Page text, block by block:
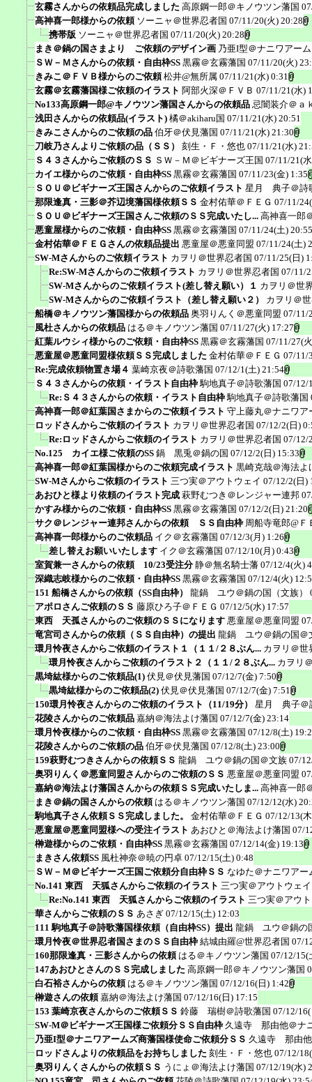
玄霧さんからの依頼品完成しました 高原鋼一郎＠キノウツン藩国
高神喜一郎様からの依頼 ソーニャ＠世界忍者国 07/11/20(火) 20:28
携帯版 ソーニャ＠世界忍者国 07/11/20(火) 20:28
まき＠鍋の国さまより ご依頼のデザイン画 乃亜I型＠ナニワアー
ＳＷ－Ｍさんからの依頼・自由枠SS 黒霧＠玄霧藩国 07/11/20(火)
きみこ＠ＦＶＢ様からのご依頼 松井@無所属 07/11/21(水) 0:31
玄霧＠玄霧藩国様ご依頼のイラスト 阿部火深＠ＦＶＢ 07/11/21(水)
No133高原鋼一郎@キノウツン藩国さんからの依頼品 忌闇装介＠ａ
浅田さんからの依頼品(イラスト) 橘＠akiharu国 07/11/21(水) 20:51
きみこさんからのご依頼の品 伯牙＠伏見藩国 07/11/21(水) 21:30
刀岐乃さんよりご依頼の品（ＳＳ）
刻生・Ｆ・悠也 07/11/21(水)
Ｓ４３さんからご依頼のＳＳ ＳＷ－Ｍ＠ビギナーズ王国 07/11/21(
カイエ様からのご依頼・自由枠SS 黒霧＠玄霧藩国 07/11/23(金) 1:35
ＳＯＵ＠ビギナーズ王国さんからのご依頼イラスト 星月 典子＠詩
那限逢真・三影＠芥辺境藩国様依頼ＳＳ 金村佑華＠ＦＥＧ 07/11/
ＳＯＵ＠ビギナーズ王国さんご依頼のＳＳ完成いたし... 高神喜一郎
悪童屋様からのご依頼・自由枠SS 黒霧＠玄霧藩国 07/11/24(土) 20:55
金村佑華＠ＦＥＧさんの依頼品提出 悪童屋＠悪童同盟 07/11/24(土)
SW-Mさんからのご依頼イラスト カヲリ＠世界忍者国 07/11/25(日)
Re:SW-Mさんからのご依頼イラスト カヲリ＠世界忍者国 07/11/
SW-Mさんからのご依頼イラスト(差し替え願い）１ カヲリ＠世
SW-Mさんからのご依頼イラスト（差し替え願い２）
カヲリ＠
船橋＠キノウツン藩国様からの依頼品 奥羽りんく＠悪童同盟 07/11/
風杜さんからの依頼品 はる＠キノウツン藩国 07/11/27(火) 17:27
紅葉ルウシィ様からのご依頼・自由枠SS 黒霧＠玄霧藩国 07/11/27(
悪童屋＠悪童同盟様依頼ＳＳ完成しました 金村佑華＠ＦＥＧ 07/11/
Re:完成依頼物置き場４ 葉崎京夜＠詩歌藩国 07/12/1(土) 21:54
Ｓ４３さんからの依頼・イラスト自由枠 駒地真子＠詩歌藩国 07/12/
Re:Ｓ４３さんからの依頼・イラスト自由枠 駒地真子＠詩歌藩国
高神喜一郎＠紅葉国さまからのご依頼イラスト 守上藤丸＠ナニワア
ロッドさんからご依頼のイラスト カヲリ＠世界忍者国 07/12/2(日)
Re:ロッドさんからご依頼のイラスト カヲリ＠世界忍者国 07/12/
No.125 カイエ様ご依頼のSS 鍋 黒兎＠鍋の国 07/12/2(日) 15:33
高神喜一郎＠紅葉国様からのご依頼完成イラスト 黒崎克哉＠海法よ
SW-Mさんからご依頼のイラスト 三つ実＠アウトウェイ 07/12/2(日)
あおひと様より依頼のイラスト完成 萩野むつき＠レンジャー連邦
かすみ様からのご依頼・自由枠SS 黒霧＠玄霧藩国 07/12/2(日) 21:20
サク＠レンジャー連邦さんからの依頼 ＳＳ自由枠 周船寺竜郎@Ｆ
高神喜一郎様からのご依頼品 イク＠玄霧藩国 07/12/3(月) 1:26
差し替えお願いいたします イク＠玄霧藩国 07/12/10(月) 0:43
室賀兼一さんからの依頼 10/23受注分 静＠無名騎士藩 07/12/4(火)
深織志岐様からのご依頼・自由枠SS 黒霧＠玄霧藩国 07/12/4(火)
151 船橋さんからの依頼（SS自由枠）
龍鍋 ユウ＠鍋の国（文族）
アポロさんご依頼のＳＳ 藤原ひろ子＠ＦＥＧ 07/12/5(水) 17:57
東西 天孤さんからのご依頼のＳＳになります 悪童屋＠悪童同盟
竜宮司さんからの依頼（ＳＳ自由枠）の提出 龍鍋 ユウ＠鍋の国＠
環月怜夜さんからご依頼のイラスト１（１１/２８ぶん... カヲリ＠世
環月怜夜さんからご依頼のイラスト２（１１/２８ぶん... カヲリ
黒埼紘様からのご依頼品(1) 伏見＠伏見藩国 07/12/7(金) 7:50
黒埼紘様からのご依頼品(2) 伏見＠伏見藩国 07/12/7(金) 7:51
150環月怜夜さんからのご依頼のイラスト（11/19分）
星月 典子＠
花陵さんからのご依頼品 嘉納＠海法よけ藩国 07/12/7(金) 23:14
環月怜夜様からのご依頼・自由枠SS 黒霧＠玄霧藩国 07/12/8(土)
花陵さんからのご依頼の品 伯牙＠伏見藩国 07/12/8(土) 23:00
159萩野むつきさんからの依頼ＳＳ 龍鍋 ユウ＠鍋の国＠文族 07/
奥羽りんく＠悪童同盟さんからのご依頼のＳＳ 悪童屋＠悪童同盟
嘉納＠海法よけ藩国さんからの依頼ＳＳ完成いたしま... 高神喜一郎
まき＠鍋の国さんからの依頼 はる＠キノウツン藩国 07/12/12(水)
駒地真子さん依頼ＳＳ完成しました。
金村佑華＠ＦＥＧ 07/12/13(
悪童屋＠悪童同盟様への受注イラスト あおひと＠海法よけ藩国 07/
榊遊様からのご依頼・自由枠SS 黒霧＠玄霧藩国 07/12/14(金) 19:13
まきさん依頼SS 風杜神奈＠暁の円卓 07/12/15(土) 0:48
ＳＷ－Ｍ＠ビギナーズ王国ご依頼分自由枠ＳＳ なゆた＠ナニワアー
No.141 東西 天狐さんからご依頼のイラスト 三つ実＠アウトウェイ
Re:No.141 東西 天狐さんからご依頼のイラスト 三つ実＠アウ
華さんからご依頼のＳＳ あさぎ 07/12/15(土) 12:03
111 駒地真子＠詩歌藩国様依頼（自由枠SS）提出 龍鍋 ユウ＠鍋の
環月怜夜＠世界忍者国さまのＳＳ自由枠 結城由羅@世界忍者国 07/
160那限逢真・三影さんからの依頼 はる＠キノウツン藩国 07/12/15(
147あおひとさんのＳＳ完成しました 高原鋼一郎＠キノウツン藩国
白石裕さんからの依頼 はる＠キノウツン藩国 07/12/16(日) 1:42
榊遊さんの依頼 嘉納＠海法よけ藩国 07/12/16(日) 17:15
153 葉崎京夜さんからのご依頼ＳＳ 鈴藤 瑞樹＠詩歌藩国 07/12/
SW-M＠ビギナーズ王国様ご依頼分ＳＳ自由枠 久遠寺 那由他＠ナ
乃亜I型＠ナニワアームズ商藩国様使命ご依頼分ＳＳ 久遠寺 那由他
ロッドさんよりの依頼品をお持ちしました 刻生・Ｆ・悠也 07/12/
奥羽りんくさんからの依頼ＳＳ うにょ＠海法よけ藩国 07/12/19(水)